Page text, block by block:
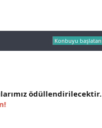
Konbuyu başlatan
ödüllendirilecektir.